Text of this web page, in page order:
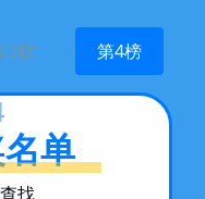
3榜 第4榜
单
找